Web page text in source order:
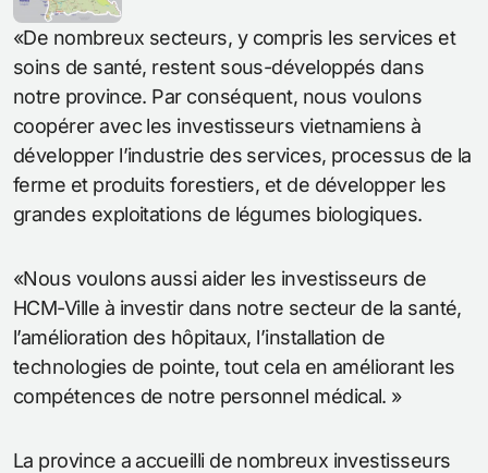
«De nombreux secteurs, y compris les services et
soins de santé, restent sous-développés dans
notre province. Par conséquent, nous voulons
coopérer avec les investisseurs vietnamiens à
développer l’industrie des services, processus de la
ferme et produits forestiers, et de développer les
grandes exploitations de légumes biologiques.
«Nous voulons aussi aider les investisseurs de
HCM-Ville à investir dans notre secteur de la santé,
l’amélioration des hôpitaux, l’installation de
technologies de pointe, tout cela en améliorant les
compétences de notre personnel médical. »
La province a accueilli de nombreux investisseurs